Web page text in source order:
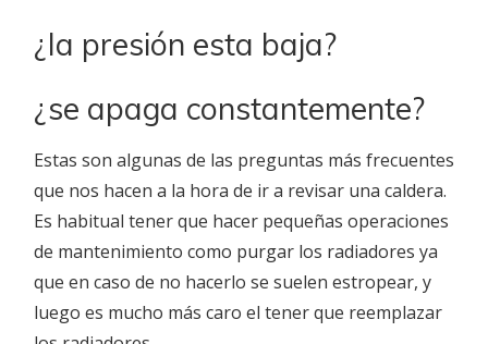
¿la presión esta baja?
¿se apaga constantemente?
Estas son algunas de las preguntas más frecuentes
que nos hacen a la hora de ir a revisar una caldera.
Es habitual tener que hacer pequeñas operaciones
de mantenimiento como purgar los radiadores ya
que en caso de no hacerlo se suelen estropear, y
luego es mucho más caro el tener que reemplazar